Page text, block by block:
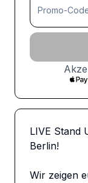
LIVE Stand
Berlin!
Wir zeigen